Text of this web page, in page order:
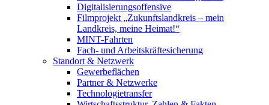
Digitalisierungsoffensive
Filmprojekt „Zukunftslandkreis – mein
Landkreis, meine Heimat!“
MINT-Fahrten
Fach- und Arbeitskräftesicherung
Standort & Netzwerk
Gewerbeflächen
Partner & Netzwerke
Technologietransfer